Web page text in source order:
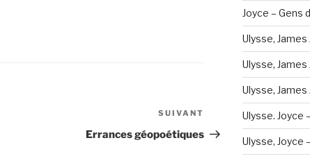
suivant
SUIVANT
Errances géopoétiques
Joyce – Gens
Ulysse, James
Ulysse, James
Ulysse, James
Ulysse. Joyce
Ulysse, Joyce